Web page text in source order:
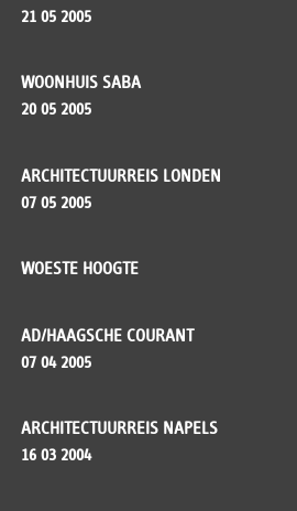
21 05 2005
WOONHUIS SABA
20 05 2005
ARCHITECTUURREIS LONDEN
07 05 2005
WOESTE HOOGTE
AD/HAAGSCHE COURANT
07 04 2005
ARCHITECTUURREIS NAPELS
16 03 2004